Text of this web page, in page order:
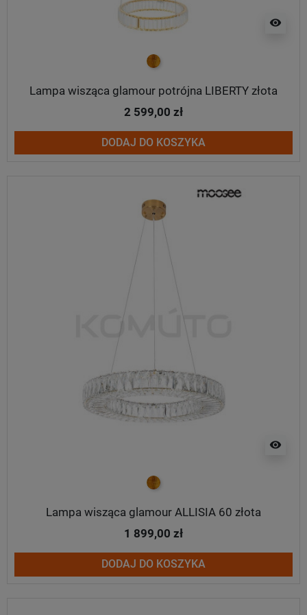
visibility
złoty
Lampa wisząca glamour potrójna LIBERTY złota
2 599,00 zł
DODAJ DO KOSZYKA
visibility
złoty
Lampa wisząca glamour ALLISIA 60 złota
1 899,00 zł
DODAJ DO KOSZYKA